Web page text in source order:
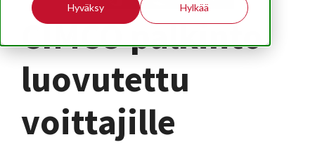
Hyväksy Hylkää
CIMCO palkinto
luovutettu
voittajille